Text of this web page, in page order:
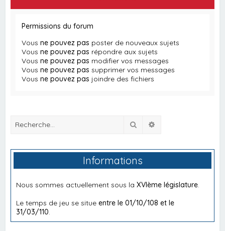
Permissions du forum
Vousne pouvez pas poster de nouveaux sujets
Vousne pouvez pas répondre aux sujets
Vousne pouvez pas modifier vos messages
Vousne pouvez pas supprimer vos messages
Vousne pouvez pas joindre des fichiers
Rechercher
Informations
Nous sommes actuellement sous laXVIème législature
Le temps de jeu se situeentre le 01/10/108 et le
31/03/110